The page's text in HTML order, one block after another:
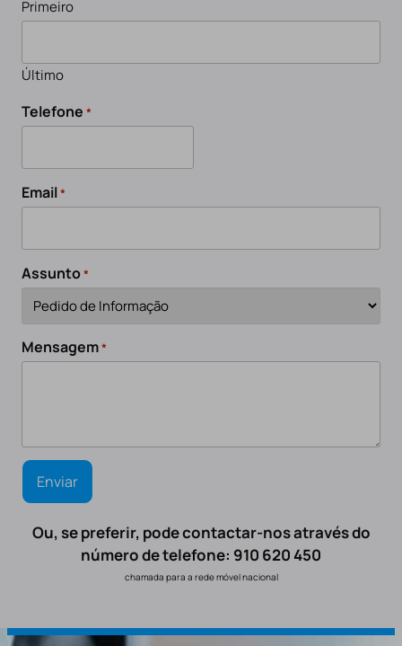
Primeiro
Último
Telefone *
Email*
Assunto*
Mensagem*
Ou, se preferir, pode contactar-nos através do
número de telefone: 910 620 450
chamada para a rede móvel nacional